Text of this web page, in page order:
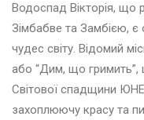
Водоспад Вікторія, що
Зімбабве та Замбією,
чудес світу. Відомий
або “Дим, що гримить”,
Світової спадщини
захоплюючу красу та